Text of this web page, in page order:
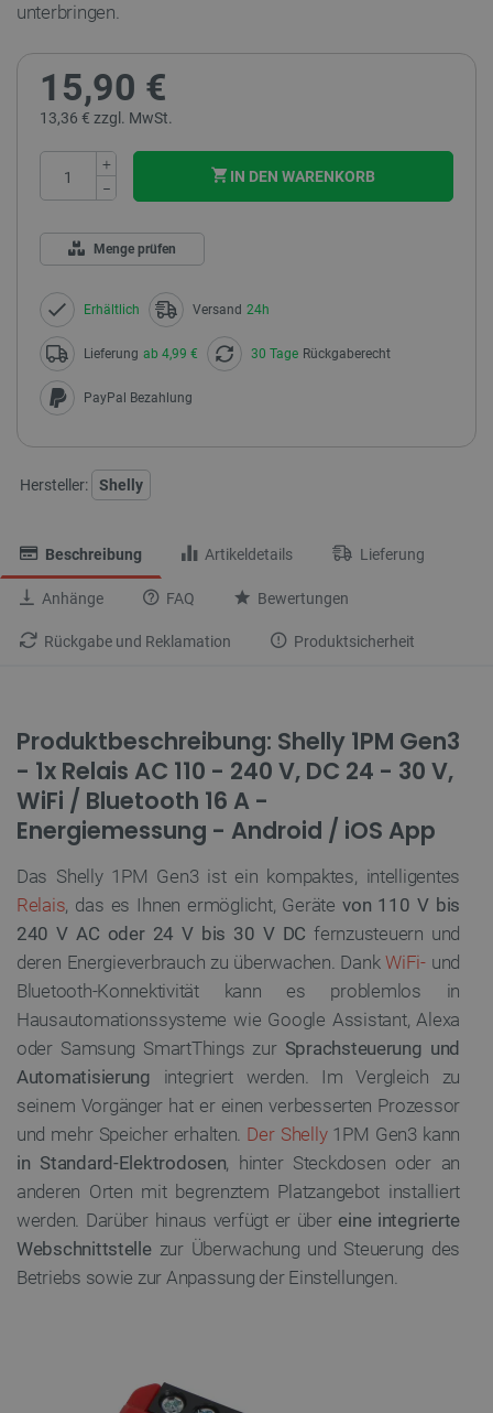
unterbringen.
15,90 €
13,36 € zzgl. MwSt.
+
−
IN DEN WARENKORB
Menge prüfen
Erhältlich Versand 24h
Lieferung ab 4,99 € 30 Tage Rückgaberecht
PayPal Bezahlung
Hersteller: Shelly
Beschreibung Artikeldetails Lieferung
Anhänge FAQ Bewertungen
Rückgabe und Reklamation Produktsicherheit
Produktbeschreibung: Shelly 1PM Gen3
- 1x Relais AC 110 - 240 V, DC 24 - 30 V,
WiFi / Bluetooth 16 A -
Energiemessung - Android / iOS App
Das Shelly 1PM Gen3 ist ein kompaktes, intelligentes
Relais, das es Ihnen ermöglicht, Gerätevon 110 V bis
240 V AC oder 24 V bis 30 V DC fernzusteuern und
deren Energieverbrauch zu überwachen. DankWiFi-und
Bluetooth-Konnektivität kann es problemlos in
Hausautomationssysteme wie Google Assistant, Alexa
oder Samsung SmartThings zur Sprachsteuerung und
Automatisierung integriert werden. Im Vergleich zu
seinem Vorgänger hat er einen verbesserten Prozessor
und mehr Speicher erhalten. Der Shelly1PM Gen3 kann
in Standard-Elektrodosen, hinter Steckdosen oder an
anderen Orten mit begrenztem Platzangebot installiert
werden. Darüber hinaus verfügt er über eine integrierte
Webschnittstellezur Überwachung und Steuerung des
Betriebs sowie zur Anpassung der Einstellungen.